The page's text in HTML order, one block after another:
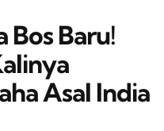
Baru!
Asal India